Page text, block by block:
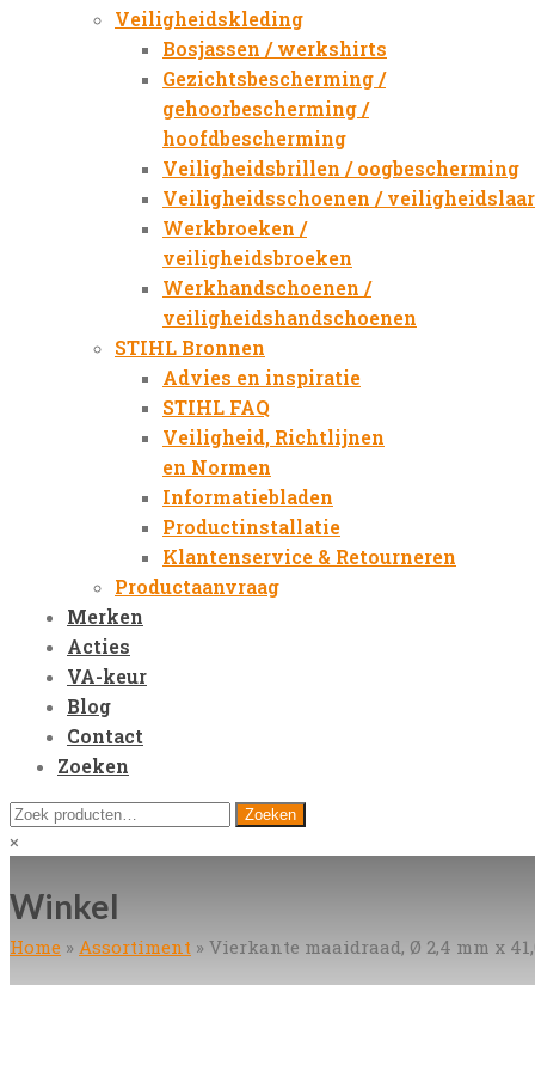
Veiligheidskleding
Bosjassen / werkshirts
Gezichtsbescherming /
gehoorbescherming /
hoofdbescherming
Veiligheidsbrillen / oogbescherming
Veiligheidsschoenen /
Werkbroeken /
veiligheidsbroeken
Werkhandschoenen /
veiligheidshandschoenen
STIHL Bronnen
Advies en inspiratie
STIHL FAQ
Veiligheid, Richtlijnen
en Normen
Informatiebladen
Productinstallatie
Klantenservice & Retourneren
Productaanvraag
Merken
Acties
VA-keur
Blog
Contact
Zoeken
Open
Mobile
Zoeken
naar:
Zoeken
×
Winkel
Home » Assortiment » Vierkante maaidraad, Ø 2,4 mm x